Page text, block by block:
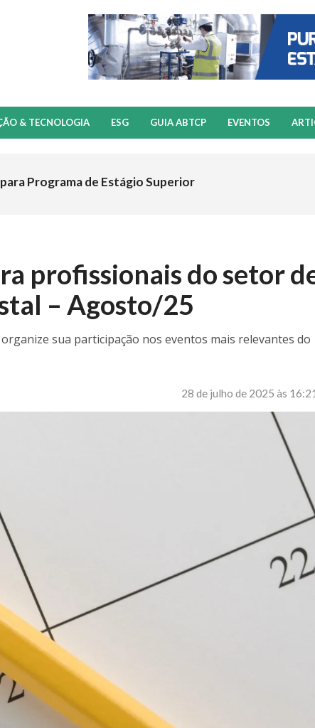
& TECNOLOGIA ESG GUIA ABTCP EVENTOS
Programa de Estágio Superior
profissionais do setor
– Agosto/25
sua participação nos eventos mais relevantes do
28 de julho de 2025 às 16:21